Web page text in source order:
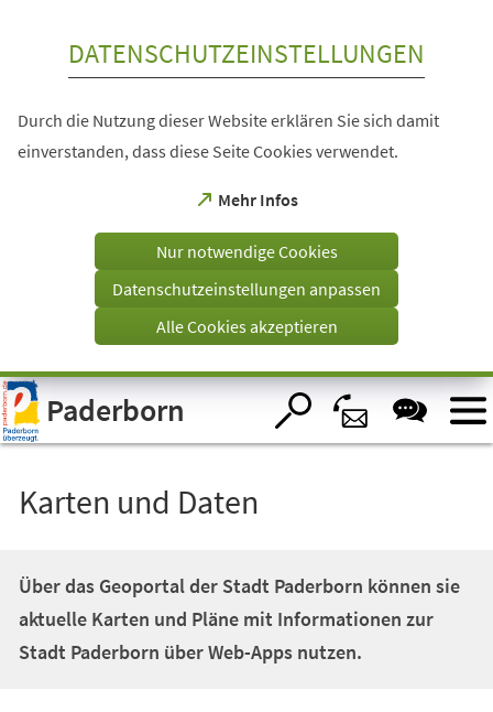
Visuelle
Assistenzsoftware
öffnen.
DATENSCHUTZEINSTELLUNGEN
Durch die Nutzung dieser Website erklären Sie sich damit
einverstanden, dass diese Seite Cookies verwendet.
Mehr Infos
(Öffnet
einem
Tab)
Nur notwendige Cookies
Datenschutzeinstellungen anpassen
Alle Cookies akzeptieren
Paderborn
Karten und Daten
Über das Geoportal der Stadt Paderborn können sie
aktuelle Karten und Pläne mit Informationen zur
Stadt Paderborn über Web-Apps nutzen.